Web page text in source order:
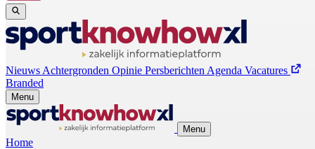
Nieuws Achtergronden Opinie Persberichten Agenda Vacatures
Branded
Menu
Menu
Home